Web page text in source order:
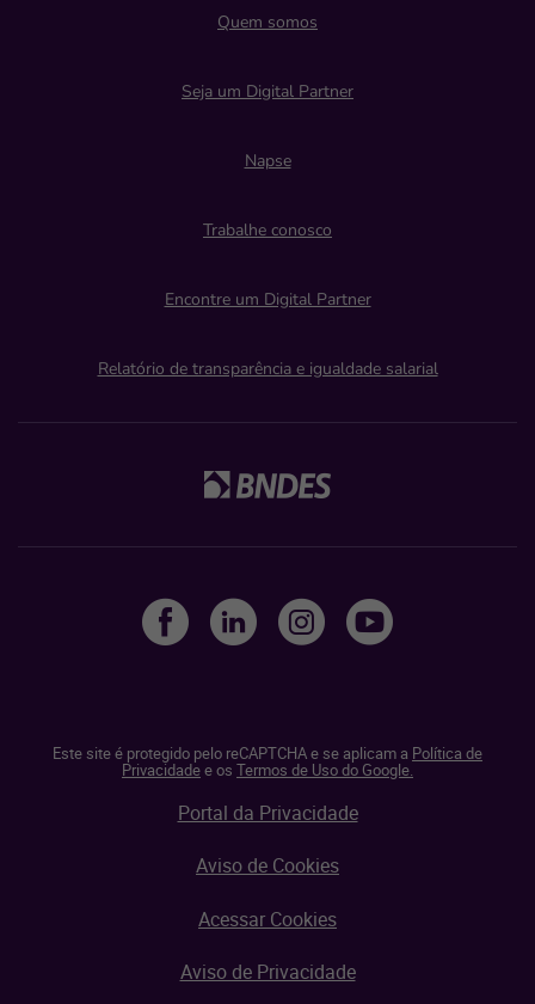
Quem somos
Seja um Digital Partner
Napse
Trabalhe conosco
Encontre um Digital Partner
Relatório de transparência e igualdade salarial
Este site é protegido pelo reCAPTCHA e se aplicam a Política de
Privacidadee os Termos de Uso do Google.
Portal da Privacidade
Aviso de Cookies
Acessar Cookies
Aviso de Privacidade